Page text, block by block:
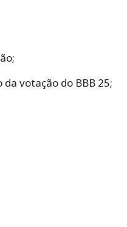
votação do BBB 25;